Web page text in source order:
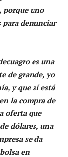
porque uno
denunciar
es una
de grande, yo
y que sí está
la compra de
oferta que
dólares, una
se da
en